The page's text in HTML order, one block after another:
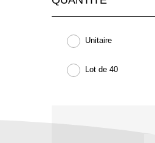
Unitaire
Lot de 40